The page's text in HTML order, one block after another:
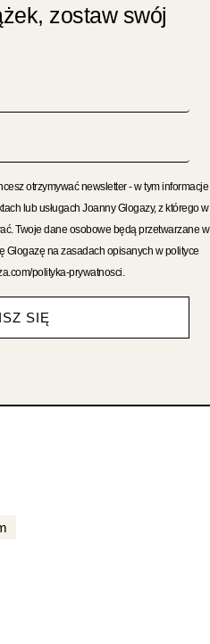
zostaw swój
otrzymywać newsletter - w tym informacje
lub usługach Joanny Glogazy, z którego w
Twoje dane osobowe będą przetwarzane
Glogazę na zasadach opisanych w polityce
polityka-prywatnosci.
SIĘ